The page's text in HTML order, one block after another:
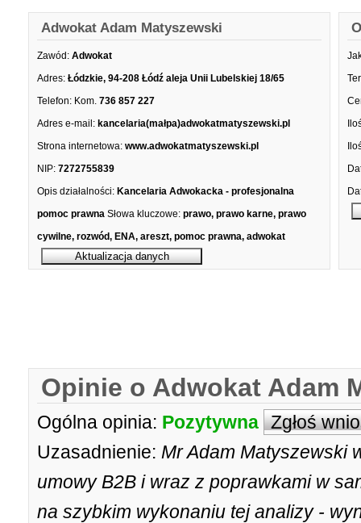
Adwokat Adam Matyszewski
Zawód: Adwokat
Adres: Łódzkie, 94-208 Łódź aleja Unii Lubelskiej 18/65
Telefon: Kom. 736 857 227
Adres e-mail: kancelaria(małpa)adwokatmatyszewski.pl
Strona internetowa: www.adwokatmatyszewski.pl
NIP: 7272755839
Opis działalności: Kancelaria Adwokacka - profesjonalna
pomoc prawna Słowa kluczowe: prawo, prawo karne, prawo
cywilne, rozwód, ENA, areszt, pomoc prawna, adwokat
Opinie o Adwokat Adam
Ogólna opinia: Pozytywna Zgłoś
Uzasadnienie: Mr Adam Matyszewski
umowy B2B i wraz z poprawkami w
na szybkim wykonaniu tej analizy -